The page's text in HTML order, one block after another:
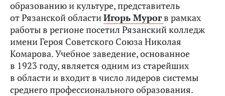
образованию и культуре, представитель
от Рязанской областиИгорь Мурогв рамках
работы в регионе посетил Рязанский колледж
имени Героя Советского Союза Николая
Комарова. Учебное заведение, основанное
в 1923 году, является одним из старейших
в области и входит в число лидеров системы
среднего профессионального образования.